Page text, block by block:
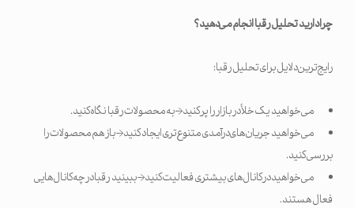
چرا دارید تحلیل رقبا انجام می‌دهید؟
رایج‌ترین دلایل برای تحلیل رقبا:
می‌خواهید یک خلأ در بازار را پر کنید→ به محصولات رقبا نگاه کنید.
می‌خواهید جریان‌های درآمدی متنوع‌تری ایجاد کنید→ باز هم محصولات را
بررسی کنید.
می‌خواهید در کانال‌های بیشتری فعالیت کنید→ ببینید رقبا در چه کانال‌هایی
فعال هستند.